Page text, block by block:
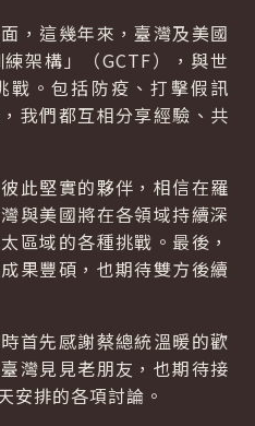
，這幾年來，臺灣及美國
架構」（GCTF），與世
戰。包括防疫、打擊假訊
我們都互相分享經驗、共
此堅實的夥伴，相信在羅
與美國將在各領域持續深
區域的各種挑戰。最後，
果豐碩，也期待雙方後續
首先感謝蔡總統溫暖的歡
灣見見老朋友，也期待接
安排的各項討論。